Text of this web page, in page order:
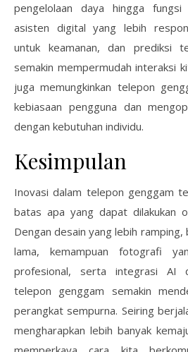
pengelolaan daya hingga
asisten digital yang lebih
untuk keamanan, dan prediksi
semakin mempermudah interaksi
juga memungkinkan telepon
kebiasaan pengguna dan
dengan kebutuhan individu.
Kesimpulan
Inovasi dalam telepon genggam
batas apa yang dapat dilakukan
Dengan desain yang lebih
lama, kemampuan fotografi
profesional, serta integrasi AI
telepon genggam semakin
perangkat sempurna. Seiring
mengharapkan lebih banyak